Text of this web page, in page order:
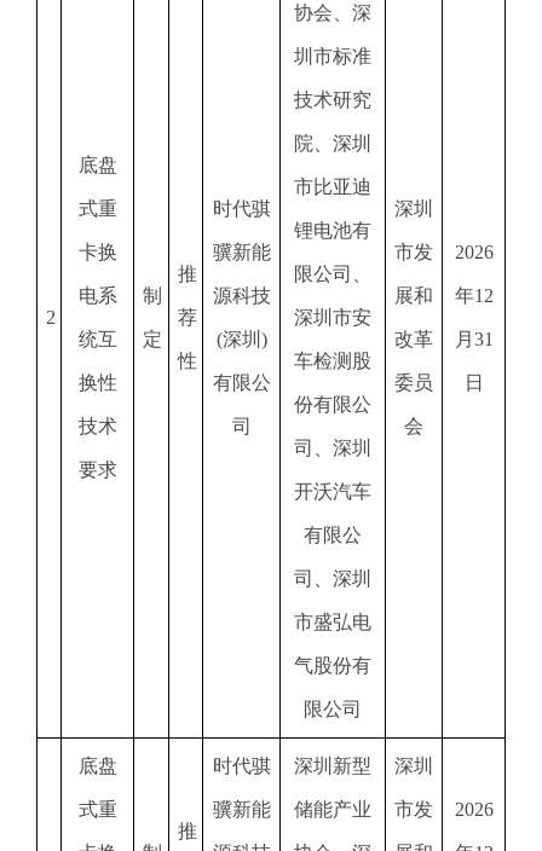
2
底盘
式重
卡换
电系
统互
换性
技术
要求
制
定
推
荐
性
时代骐
骥新能
源科技
(深圳)
有限公
司
协会、深
圳市标准
技术研究
院、深圳
市比亚迪
锂电池有
限公司、
深圳市安
车检测股
份有限公
司、深圳
开沃汽车
有限公
司、深圳
市盛弘电
气股份有
限公司
深圳
市发
展和
改革
委员
会
2026
年12
月31
日
底盘
式重
推
时代骐
骥新能
深圳新型
储能产业
深圳
市发 2026